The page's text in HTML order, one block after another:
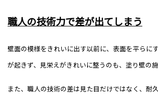
職人の技術力で差が出てしまう
壁面の模様をきれいに出す以前に、表面を平らに
が起きず、見栄えがきれいに整うのも、塗り壁の施
また、職人の技術の差は見た目だけではなく、耐